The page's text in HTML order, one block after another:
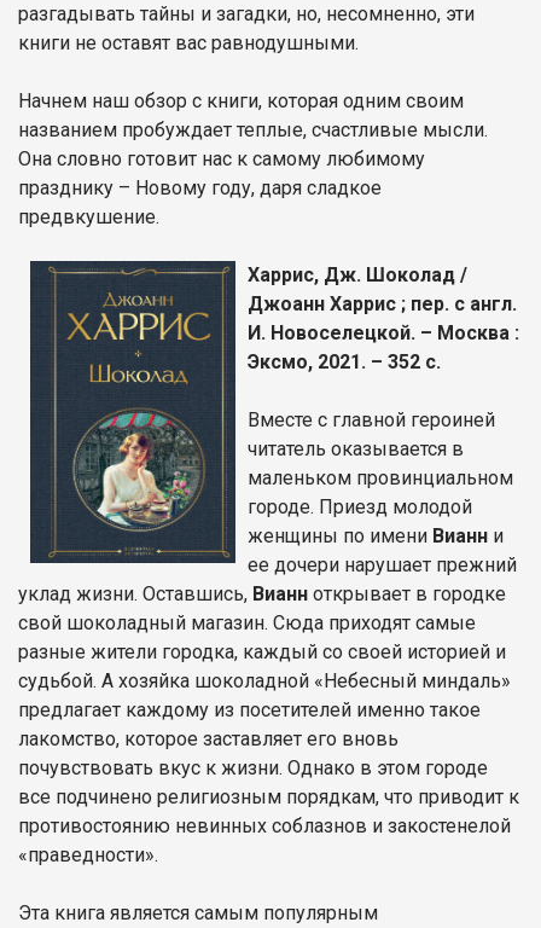
разгадывать тайны и загадки, но, несомненно, эти
книги не оставят вас равнодушными.
Начнем наш обзор с книги, которая одним своим
названием пробуждает теплые, счастливые мысли.
Она словно готовит нас к самому любимому
празднику – Новому году, даря сладкое
предвкушение.
Харрис, Дж. Шоколад /
Джоанн Харрис ; пер. с англ.
И. Новоселецкой. – Москва :
Эксмо, 2021. – 352 с.
Вместе с главной героиней
читатель оказывается в
маленьком провинциальном
городе. Приезд молодой
женщины по имени Вианн и
ее дочери нарушает прежний
уклад жизни. Оставшись, Вианн открывает в городке
свой шоколадный магазин. Сюда приходят самые
разные жители городка, каждый со своей историей и
судьбой. А хозяйка шоколадной «Небесный миндаль»
предлагает каждому из посетителей именно такое
лакомство, которое заставляет его вновь
почувствовать вкус к жизни. Однако в этом городе
все подчинено религиозным порядкам, что приводит к
противостоянию невинных соблазнов и закостенелой
«праведности».
Эта книга является самым популярным